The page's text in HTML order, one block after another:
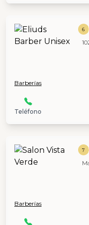
6
Barberías
Teléfono
7
Barberías